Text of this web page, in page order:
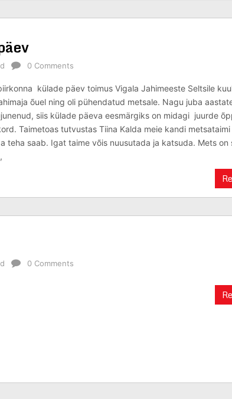
0 Comments
külade päev toimus Vigala Jahimeeste Seltsile
õuel ning oli pühendatud metsale. Nagu juba
siis külade päeva eesmärgiks on midagi juurde
Taimetoas tutvustas Tiina Kalda meie kandi metsataimi
teha saab. Igat taime võis nuusutada ja katsuda. Mets on
0 Comments